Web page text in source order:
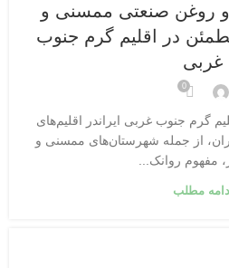
و روغن صنعتی ممسنی و
در اقلیم گرم جنوب
غربی
0
گرم جنوب غربی ایراندر اقلیم‌های
از جمله شهرستان‌های ممسنی و
مفهوم روانک...
ادامه مطلب